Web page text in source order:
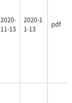
2020-
11-13
2020-1
1-13
pdf